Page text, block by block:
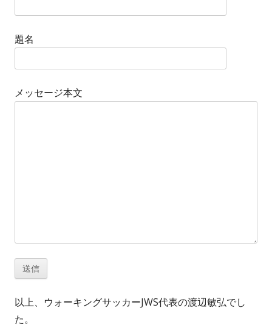
題名
メッセージ本文
以上、ウォーキングサッカーJWS代表の渡辺敏弘でし
た。